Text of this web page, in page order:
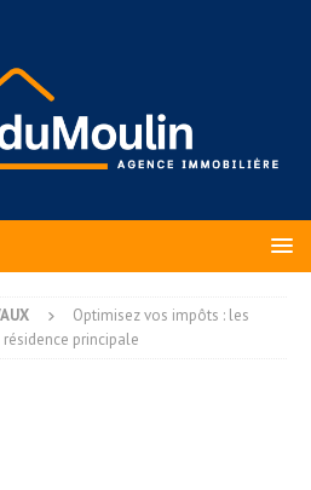
Optimisez vos impôts : les
principale